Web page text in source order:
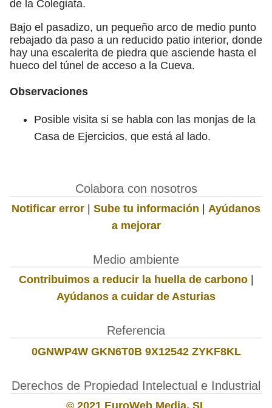
de la Colegiata.
Bajo el pasadizo, un pequeño arco de medio punto
rebajado da paso a un reducido patio interior, donde
hay una escalerita de piedra que asciende hasta el
hueco del túnel de acceso a la Cueva.
Observaciones
Posible visita si se habla con las monjas de la
Casa de Ejercicios, que está al lado.
Colabora con nosotros
Notificar error | Sube tu información | Ayúdanos
a mejorar
Medio ambiente
Contribuimos a reducir la huella de carbono|
Ayúdanos a cuidar de Asturias
Referencia
0GNWP4W GKN6T0B 9X12542 ZYKF8KL
Derechos de Propiedad Intelectual e Industrial
© 2021 EuroWeb Media, SL